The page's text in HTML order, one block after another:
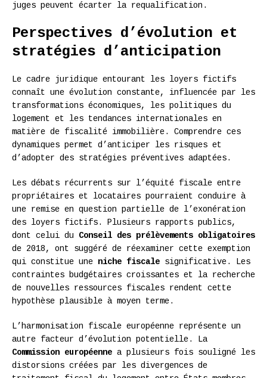
juges peuvent écarter la requalification.
Perspectives d’évolution et
stratégies d’anticipation
Le cadre juridique entourant les loyers fictifs
connaît une évolution constante, influencée par les
transformations économiques, les politiques du
logement et les tendances internationales en
matière de fiscalité immobilière. Comprendre ces
dynamiques permet d’anticiper les risques et
d’adopter des stratégies préventives adaptées.
Les débats récurrents sur l’équité fiscale entre
propriétaires et locataires pourraient conduire à
une remise en question partielle de l’exonération
des loyers fictifs. Plusieurs rapports publics,
dont celui du Conseil des prélèvements obligatoires
de 2018, ont suggéré de réexaminer cette exemption
qui constitue une niche fiscale significative. Les
contraintes budgétaires croissantes et la recherche
de nouvelles ressources fiscales rendent cette
hypothèse plausible à moyen terme.
L’harmonisation fiscale européenne représente un
autre facteur d’évolution potentielle. La
Commission européenne a plusieurs fois souligné les
distorsions créées par les divergences de